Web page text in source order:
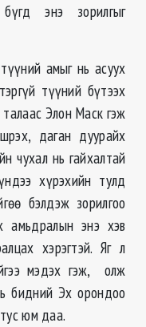
энэ зорилгыг
амыг нь асуух
түүний бүтээх
Элон Маск гэж
даган дуурайх
чухал нь гайхалтай
хүрэхийн тулд
бэлдэж зорилгоо
амьдралын энэ хэв
хэрэгтэй. Яг л
мэдэх гэж, олж
бидний Эх орондоо
юм даа.